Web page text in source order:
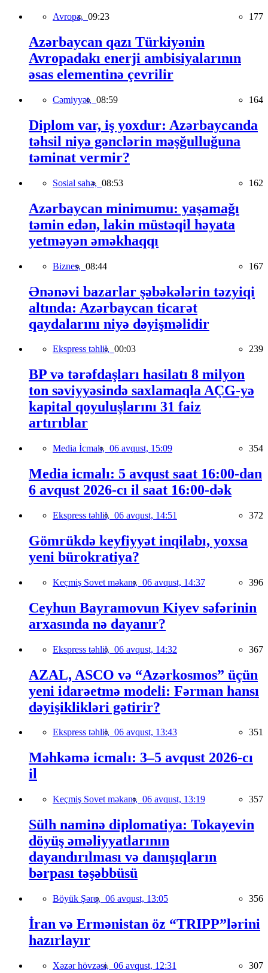
Avropa, 09:23 177
Azərbaycan qazı Türkiyənin
Avropadakı enerji ambisiyalarının
əsas elementinə çevrilir
Cəmiyyət, 08:59 164
Diplom var, iş yoxdur: Azərbaycanda
təhsil niyə gənclərin məşğulluğuna
təminat vermir?
Sosial sahə, 08:53 162
Azərbaycan minimumu: yaşamağı
təmin edən, lakin müstəqil həyata
yetməyən əməkhaqqı
Biznes, 08:44 167
Ənənəvi bazarlar şəbəkələrin təzyiqi
altında: Azərbaycan ticarət
qaydalarını niyə dəyişməlidir
Ekspress təhlil, 00:03 239
BP və tərəfdaşları hasilatı 8 milyon
ton səviyyəsində saxlamaqla AÇG-yə
kapital qoyuluşlarını 31 faiz
artırıblar
Media İcmalı, 06 avqust, 15:09 354
Media icmalı: 5 avqust saat 16:00-dan
6 avqust 2026-cı il saat 16:00-dək
Ekspress təhlil, 06 avqust, 14:51 372
Gömrükdə keyfiyyət inqilabı, yoxsa
yeni bürokratiya?
Keçmiş Sovet məkanı, 06 avqust, 14:37 396
Ceyhun Bayramovun Kiyev səfərinin
arxasında nə dayanır?
Ekspress təhlil, 06 avqust, 14:32 367
AZAL, ASCO və “Azərkosmos” üçün
yeni idarəetmə modeli: Fərman hansı
dəyişiklikləri gətirir?
Ekspress təhlil, 06 avqust, 13:43 351
Məhkəmə icmalı: 3–5 avqust 2026-cı
il
Keçmiş Sovet məkanı, 06 avqust, 13:19 357
Sülh naminə diplomatiya: Tokayevin
döyüş əməliyyatlarının
dayandırılması və danışıqların
bərpası təşəbbüsü
Böyük Şərq, 06 avqust, 13:05 356
İran və Ermənistan öz “TRIPP”lərini
hazırlayır
Xəzər hövzəsi, 06 avqust, 12:31 307